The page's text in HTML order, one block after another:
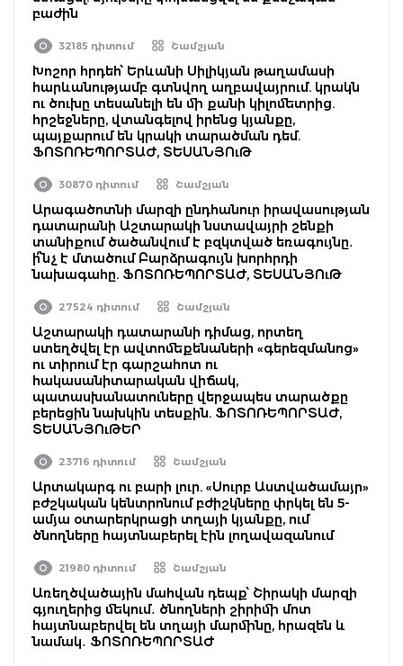
բաժին
32185 դիտում Շամշյան
Խոշոր հրդեհ՝ Երևանի Սիլիկյան թաղամասի
հարևանությամբ գտնվող աղբավայրում. կրակն
ու ծուխը տեսանելի են մի քանի կիլոմետրից.
հրշեջները, վտանգելով իրենց կյանքը,
պայքարում են կրակի տարածման դեմ.
ՖՈՏՈՌԵՊՈՐՏԱԺ, ՏԵՍԱՆՅՈւԹ
30870 դիտում Շամշյան
Արագածոտնի մարզի ընդհանուր իրավասության
դատարանի Աշտարակի նստավայրի շենքի
տանիքում ծածանվում է բզկտված եռագույնը․
ի՞նչ է մտածում Բարձրագույն խորհրդի
նախագահը. ՖՈՏՈՌԵՊՈՐՏԱԺ, ՏԵՍԱՆՅՈւԹ
27524 դիտում Շամշյան
Աշտարակի դատարանի դիմաց, որտեղ
ստեղծվել էր ավտոմեքենաների «գերեզմանոց»
ու տիրում էր գարշահոտ ու
հակասանիտարական վիճակ,
պատասխանատուները վերջապես տարածքը
բերեցին նախկին տեսքին. ՖՈՏՈՌԵՊՈՐՏԱԺ,
ՏԵՍԱՆՅՈւԹԵՐ
23716 դիտում Շամշյան
Արտակարգ ու բարի լուր. «Սուրբ Աստվածամայր»
բժշկական կենտրոնում բժիշկները փրկել են 5-
ամյա օտարերկրացի տղայի կյանքը, ում
ծնողները հայտնաբերել էին լողավազանում
21980 դիտում Շամշյան
Առեղծվածային մահվան դեպք՝ Շիրակի մարզի
գյուղերից մեկում․ ծնողների շիրիմի մոտ
հայտնաբերվել են տղայի մարմինը, հրազեն և
նամակ․ ՖՈՏՈՌԵՊՈՐՏԱԺ